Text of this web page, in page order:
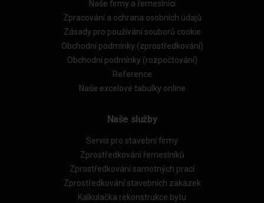
Naše firmy a řemeslníci
Zpracování a ochrana osobních údajů
Zásady pro používání souborů cookie
Obchodní podmínky (zprostředkování)
Obchodní podmínky (rozpočtování)
Reference
Naše excelové tabulky online
Naše služby
Servis pro stavební firmy
Zprostředkování řemeslníků
Zprostředkování samotných prací
Zprostředkování stavebních zakázek
Kalkulačka rekonstrukce bytu